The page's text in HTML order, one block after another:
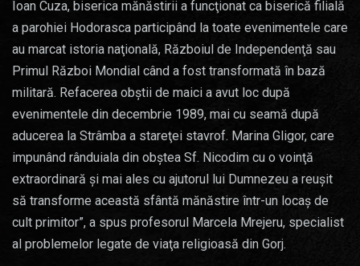
Ioan Cuza, biserica mănăstirii a funcţionat ca biserică filială
a parohiei Hodorasca participând la toate evenimentele care
au marcat istoria naţională, Războiul de Independenţă sau
Primul Război Mondial când a fost transformată în bază
militară. Refacerea obştii de maici a avut loc după
evenimentele din decembrie 1989, mai cu seamă după
aducerea la Strâmba a stareţei stavrof. Marina Gligor, care
impunând rânduiala din obştea Sf. Nicodim cu o voinţă
extraordinară şi mai ales cu ajutorul lui Dumnezeu a reuşit
să transforme această sfântă mănăstire într-un locaş de
cult primitor”, a spus profesorul Marcela Mrejeru, specialist
al problemelor legate de viaţa religioasă din Gorj.